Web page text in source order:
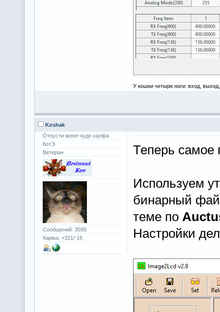
У кошки четыре ноги: вход,
Koshak
Отпусти меня чудо халфа
КотЭ
Ветеран
Сообщений: 3599
Карма: +321/-16
Теперь самое
Используем
бинарный
теме по
Настройки